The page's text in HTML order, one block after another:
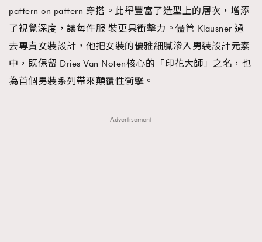
pattern on pattern 穿搭。此舉豐富了造型上的層次，增添
了視覺深度，讓每件服 裝更具衝擊力。儘管 Klausner 過
去專責女裝設計，他把女裝的優雅細膩滲入男裝設計元素
中，既保留 Dries Van Noten核心的「印花大師」之名，也
為首個男裝系列帶來顛覆性衝擊。
Advertisement